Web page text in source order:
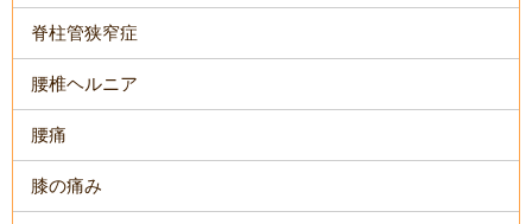
脊柱管狭窄症
腰椎ヘルニア
腰痛
膝の痛み